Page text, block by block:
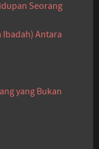
Seorang
Ibadah) Antara
yang Bukan